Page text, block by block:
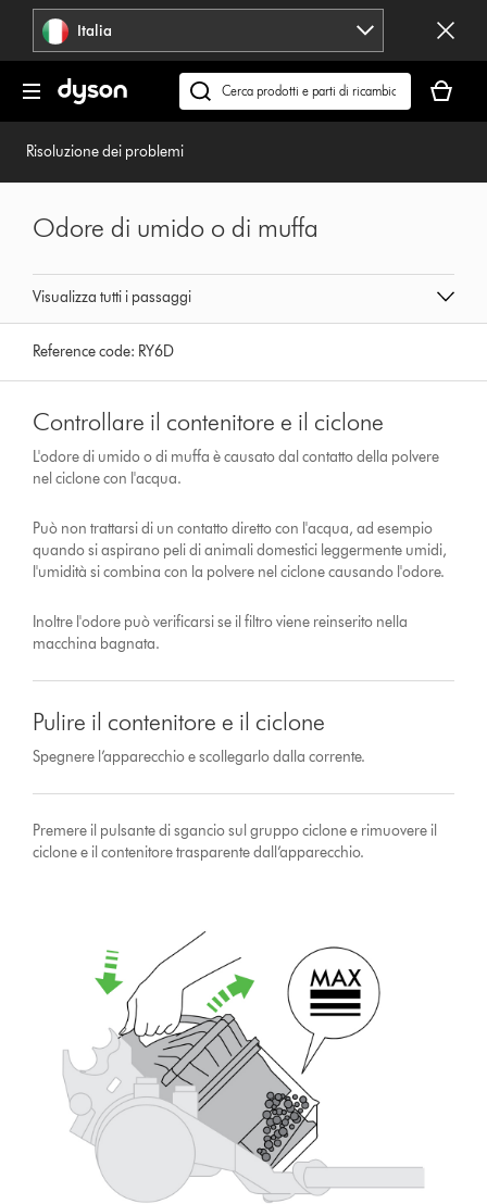
navigazione Italia
Cerca
su
carrello
è
Risoluzione dei problemi
Visualizza tutti i passaggi
Odore di umido o di muffa
Reference code: RY6D
Controllare il contenitore e il ciclone
L'odore di umido o di muffa è causato dal contatto della polvere
nel ciclone con l'acqua.
Può non trattarsi di un contatto diretto con l'acqua, ad esempio
quando si aspirano peli di animali domestici leggermente umidi,
l'umidità si combina con la polvere nel ciclone causando l'odore.
Inoltre l'odore può verificarsi se il filtro viene reinserito nella
macchina bagnata.
Pulire il contenitore e il ciclone
Spegnere l’apparecchio e scollegarlo dalla corrente.
Premere il pulsante di sgancio sul gruppo ciclone e rimuovere il
ciclone e il contenitore trasparente dall’apparecchio.